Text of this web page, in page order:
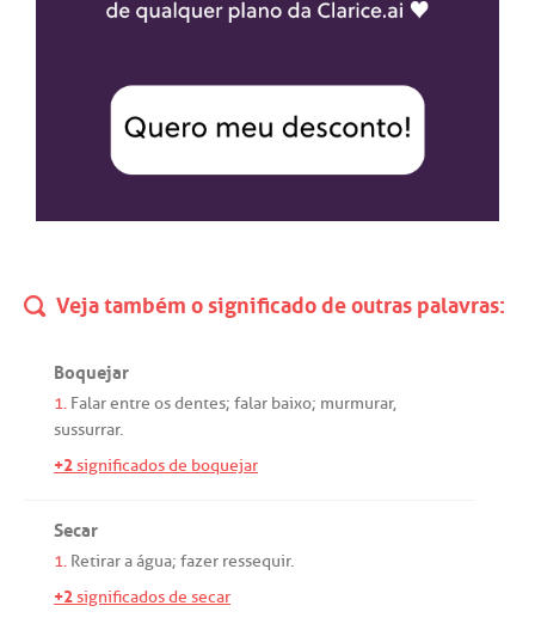
Veja também o significado de outras palavras:
Boquejar
1. Falarentre osdentes; falar baixo; murmurar,
sussurrar.
+2significados de boquejar
Secar
1. Retiraraágua; fazer ressequir.
+2significados de secar